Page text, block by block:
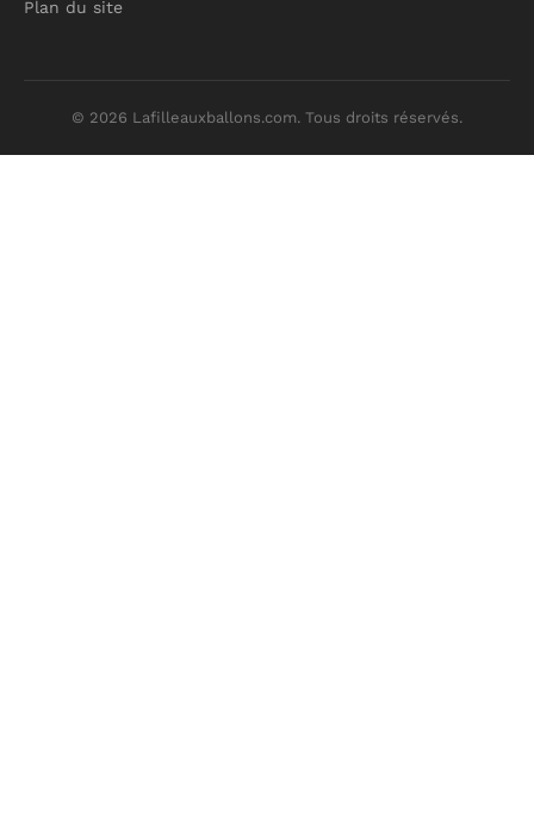
Plan du site
© 2026 Lafilleauxballons.com. Tous droits réservés.